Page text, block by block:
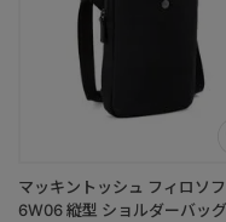
マッキントッシュ フィロソ
6W06 縦型 ショルダーバッグ